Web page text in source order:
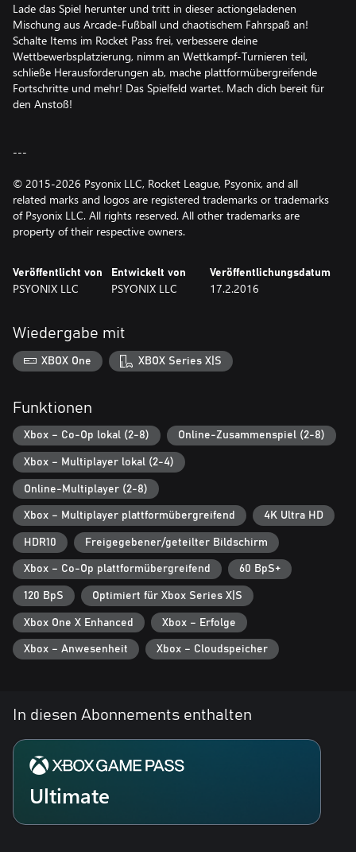
Lade das Spiel herunter und tritt in dieser actiongeladenen
Mischung aus Arcade-Fußball und chaotischem Fahrspaß an!
Schalte Items im Rocket Pass frei, verbessere deine
Wettbewerbsplatzierung, nimm an Wettkampf-Turnieren teil,
schließe Herausforderungen ab, mache plattformübergreifende
Fortschritte und mehr! Das Spielfeld wartet. Mach dich bereit für
den Anstoß!
---
© 2015-2026 Psyonix LLC, Rocket League, Psyonix, and all
related marks and logos are registered trademarks or trademarks
of Psyonix LLC. All rights reserved. All other trademarks are
property of their respective owners.
Veröffentlicht von
PSYONIX LLC
Entwickelt von
PSYONIX LLC
Veröffentlichungsdatum
17.2.2016
Wiedergabe mit
XBOX One XBOX Series X|S
Funktionen
Xbox – Co-Op lokal (2-8) Online-Zusammenspiel (2-8)
Xbox – Multiplayer lokal (2-4)
Online-Multiplayer (2-8)
Xbox – Multiplayer plattformübergreifend 4K Ultra HD
HDR10 Freigegebener/geteilter Bildschirm
Xbox – Co-Op plattformübergreifend 60 BpS+
120 BpS Optimiert für Xbox Series X|S
Xbox One X Enhanced Xbox – Erfolge
Xbox – Anwesenheit Xbox – Cloudspeicher
In diesen Abonnements enthalten
Ultimate